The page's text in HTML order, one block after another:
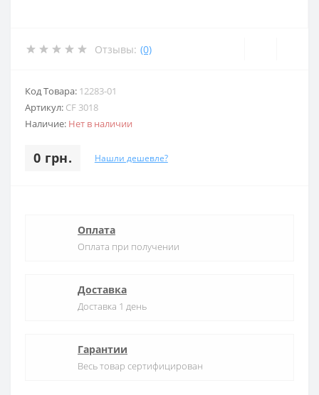
Отзывы: (0)
Код Товара: 12283-01
Артикул: CF 3018
Наличие: Нет в наличии
0 грн. Нашли дешевле?
Оплата
Оплата при получении
Доставка
Доставка 1 день
Гарантии
Весь товар сертифицирован